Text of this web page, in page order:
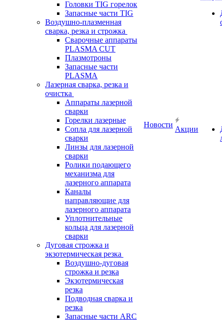
Головки TIG горелок
Запасные части TIG
Воздушно-плазменная
сварка, резка и строжка
Сварочные аппараты
PLASMA CUT
Плазмотроны
Запасные части
PLASMA
Лазерная сварка, резка и
очистка
Аппараты лазерной
сварки
Горелки лазерные
Сопла для лазерной
сварки
Линзы для лазерной
сварки
Ролики подающего
механизма для
лазерного аппарата
Каналы
направляющие для
лазерного аппарата
Уплотнительные
кольца для лазерной
сварки
Дуговая строжка и
экзотермическая резка
Воздушно-дуговая
строжка и резка
Экзотермическая
резка
Подводная сварка и
резка
Запасные части ARC
Новости
Акции